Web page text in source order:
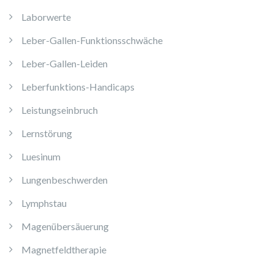
Laborwerte
Leber-Gallen-Funktionsschwäche
Leber-Gallen-Leiden
Leberfunktions-Handicaps
Leistungseinbruch
Lernstörung
Luesinum
Lungenbeschwerden
Lymphstau
Magenübersäuerung
Magnetfeldtherapie